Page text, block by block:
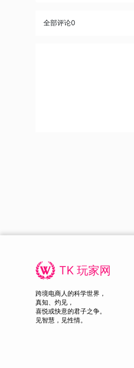
全部评论0
TK 玩家网
跨境电商人的科学世界，
真知、灼见，
喜悦或快意的君子之争。
见智慧，见性情。